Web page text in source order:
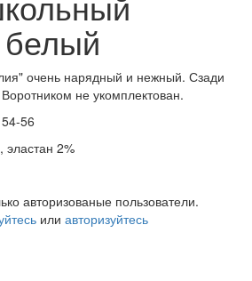
очень нарядный и нежный. Сзади
не укомплектован.
56
эластан 2%
авторизованые пользователи.
или авторизуйтесь